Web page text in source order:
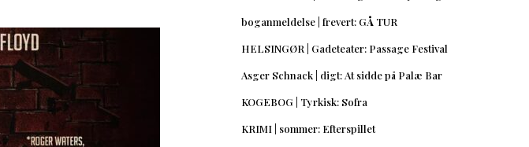
boganmeldelse | frevert: GÅ TUR
HELSINGØR | Gadeteater: Passage Festival
Asger Schnack | digt: At sidde på Palæ Bar
KOGEBOG | Tyrkisk: Sofra
KRIMI | sommer: Efterspillet